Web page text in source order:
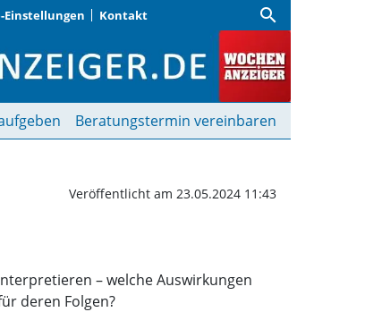
Einstellungen Kontakt search
mit Herz?“ |
Beratungstermin vereinbaren
Veröffentlicht am 23.05.2024 11:43
– welche Auswirkungen
deren Folgen?